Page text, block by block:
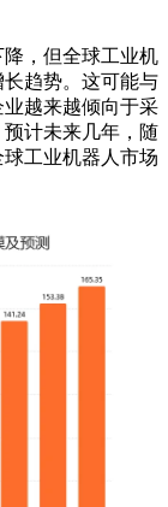
，但全球工业机
长趋势。这可能与
越来越倾向于采
计未来几年，随
工业机器人市场